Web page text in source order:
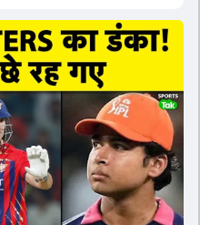
Pandya और Rasikh Salam
गया, जिन्होंने शानदार प्रदर्शन
में भी बदलाव देखा गया, जहां वह
जुड़े हुए नजर आते हैं। कप्तान Rajat
स्पष्ट रहा है। एनालिस्ट से लेकर
मैदान पर कोई कंफ्यूजन नहीं
हासिल की है।